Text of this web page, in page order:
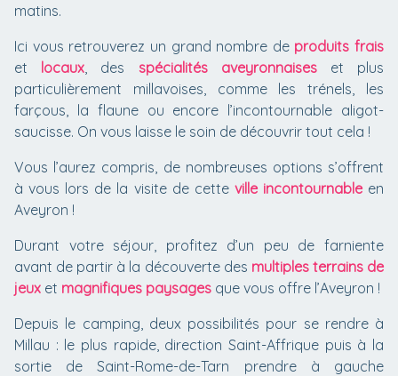
matins.
Ici vous retrouverez un grand nombre de produits frais
et locaux , des spécialités aveyronnaiseset plus
particulièrement millavoises, comme les trénels, les
farçous, la flaune ou encore l’incontournable aligot-
saucisse. On vous laisse le soin de découvrir tout cela !
Vous l’aurez compris, de nombreuses options s’offrent
à vous lors de la visite de cette ville incontournableen
Aveyron !
Durant votre séjour, profitez d’un peu de farniente
avant de partir à la découverte des multiples terrains de
jeux et magnifiques paysages que vous offre l’Aveyron !
Depuis le camping, deux possibilités pour se rendre à
Millau : le plus rapide, direction Saint-Affrique puis à la
sortie de Saint-Rome-de-Tarn prendre à gauche